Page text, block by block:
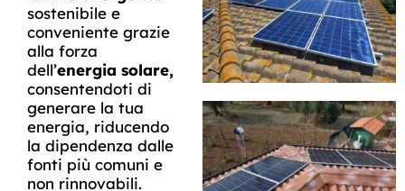
sostenibile e
conveniente grazie
alla forza
dell’energia solare,
consentendoti di
generare la tua
energia, riducendo
la dipendenza dalle
fonti più comuni e
non rinnovabili.